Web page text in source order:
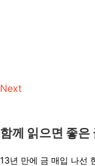
Next
함께 읽으면 좋은
13년 만에 금 매입 나선